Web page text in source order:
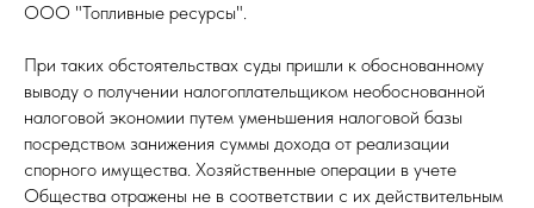
ООО "Топливные ресурсы".
При таких обстоятельствах суды пришли к обоснованному
выводу о получении налогоплательщиком необоснованной
налоговой экономии путем уменьшения налоговой базы
посредством занижения суммы дохода от реализации
спорного имущества. Хозяйственные операции в учете
Общества отражены не в соответствии с их действительным